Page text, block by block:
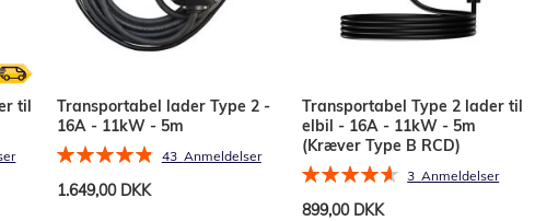
til
Transportabel lader Type 2 -
16A - 11kW - 5m
Bedømmelse:
43 Anmeldelser
1.649,00 DKK
Transportabel Type 2 lader til
elbil - 16A - 11kW - 5m
(Kræver Type B RCD)
Bedømmelse:
3Anmeldelser
899,00 DKK